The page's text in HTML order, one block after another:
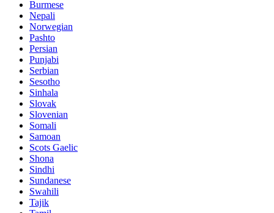
Burmese
Nepali
Norwegian
Pashto
Persian
Punjabi
Serbian
Sesotho
Sinhala
Slovak
Slovenian
Somali
Samoan
Scots Gaelic
Shona
Sindhi
Sundanese
Swahili
Tajik